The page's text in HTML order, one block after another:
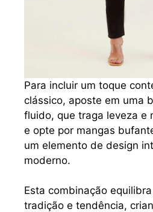
Para incluir um toque
clássico, aposte em uma
fluido, que traga leveza e
e opte por mangas
um elemento de design
moderno.
Esta combinação
tradição e tendência,